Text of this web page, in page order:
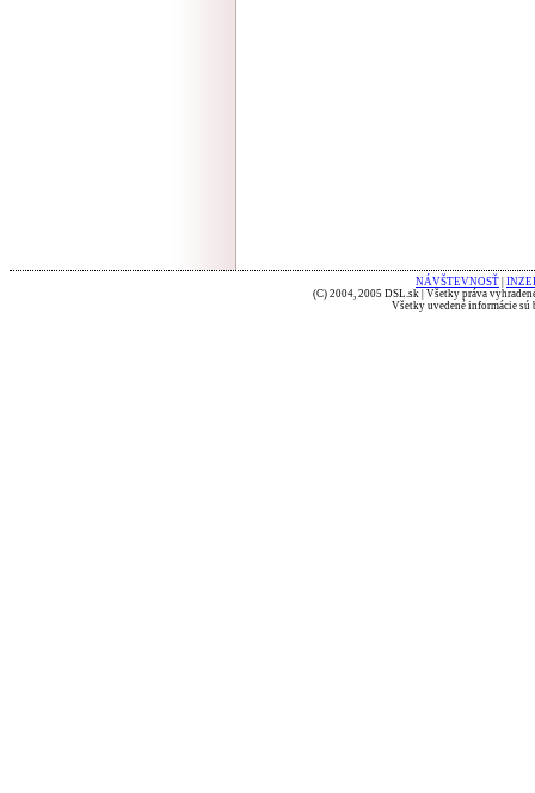
NÁVŠTEVNOSŤ
(C) 2004, 2005 DSL.sk | Všetky práva
Všetky uvedené informácie sú